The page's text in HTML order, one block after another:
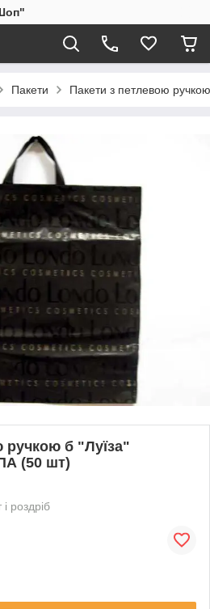
Пакети Пакети з петлевою ручкою
ручкою б "Луїза"
(50 шт)
роздріб